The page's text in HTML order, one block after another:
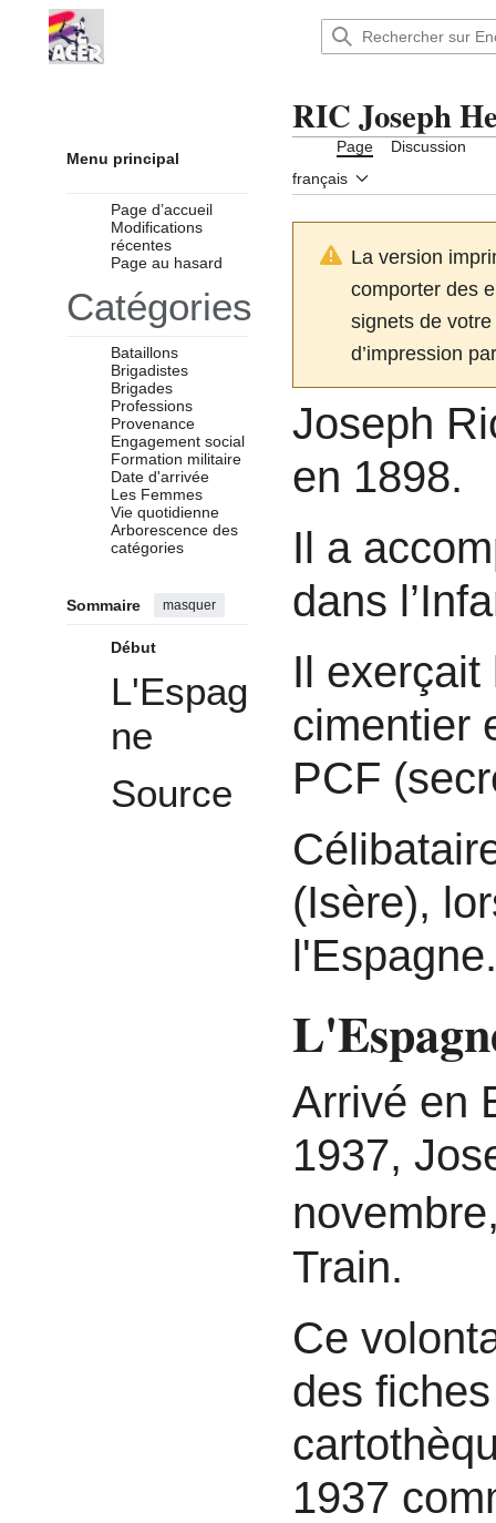
contenu
Encyclopédie : Brigades
Menu principal
Page d’accueil
Modifications
récentes
Page au hasard
Catégories
Bataillons
Brigadistes
Brigades
Professions
Provenance
Engagement social
Formation militaire
Date d'arrivée
Les Femmes
Vie quotidienne
Arborescence des
catégories
Sommaire masquer
Début
L'Espag
ne
Source
RIC Joseph
Page
Discussion
français
La version
comporter des
signets de
d’impression
Joseph
en 1898.
Il a
dans
Il exerçait
cimentier
PCF
(Isère),
l'Espagne.
Arrivé en
1937,
Train.
Ce
des
1937